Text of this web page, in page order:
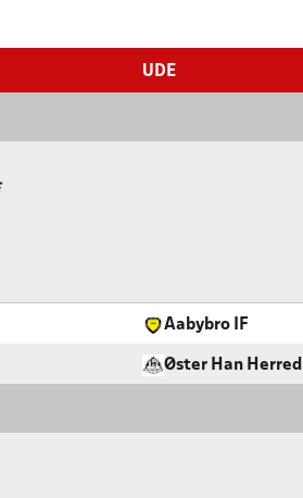
UDE
Aabybro IF
Øster Han Herred